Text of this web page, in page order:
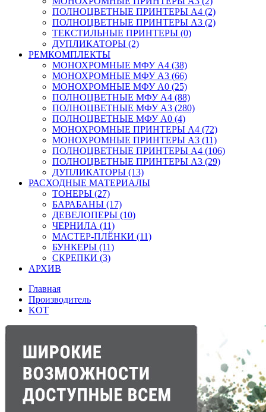
ПОЛНОЦВЕТНЫЕ ПРИНТЕРЫ А4 (2)
ПОЛНОЦВЕТНЫЕ ПРИНТЕРЫ А3 (2)
ТЕКСТИЛЬНЫЕ ПРИНТЕРЫ (0)
ДУПЛИКАТОРЫ (2)
РЕМКОМПЛЕКТЫ
МОНОХРОМНЫЕ МФУ А4 (38)
МОНОХРОМНЫЕ МФУ А3 (66)
МОНОХРОМНЫЕ МФУ А0 (25)
ПОЛНОЦВЕТНЫЕ МФУ А4 (88)
ПОЛНОЦВЕТНЫЕ МФУ А3 (280)
ПОЛНОЦВЕТНЫЕ МФУ А0 (4)
МОНОХРОМНЫЕ ПРИНТЕРЫ А4 (72)
МОНОХРОМНЫЕ ПРИНТЕРЫ А3 (11)
ПОЛНОЦВЕТНЫЕ ПРИНТЕРЫ А4 (106)
ПОЛНОЦВЕТНЫЕ ПРИНТЕРЫ А3 (29)
ДУПЛИКАТОРЫ (13)
РАСХОДНЫЕ МАТЕРИАЛЫ
ТОНЕРЫ (27)
БАРАБАНЫ (17)
ДЕВЕЛОПЕРЫ (10)
ЧЕРНИЛА (11)
МАСТЕР-ПЛЁНКИ (11)
БУНКЕРЫ (11)
СКРЕПКИ (3)
АРХИВ
Главная
Производитель
KOT